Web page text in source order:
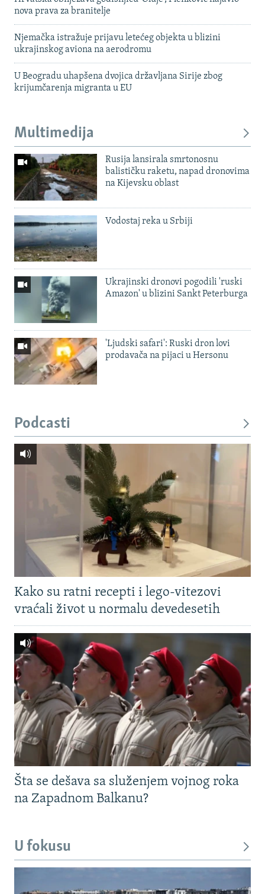
nova prava za branitelje
Njemačka istražuje prijavu letećeg objekta u blizini
ukrajinskog aviona na aerodromu
U Beogradu uhapšena dvojica državljana Sirije zbog
krijumčarenja migranta u EU
Multimedija
Rusija lansirala smrtonosnu
balističku raketu, napad dronovima
na Kijevsku oblast
Vodostaj reka u Srbiji
Ukrajinski dronovi pogodili 'ruski
Amazon' u blizini Sankt Peterburga
'Ljudski safari': Ruski dron lovi
prodavača na pijaci u Hersonu
Podcasti
Kako su ratni recepti i lego-vitezovi
vraćali život u normalu devedesetih
Šta se dešava sa služenjem vojnog roka
na Zapadnom Balkanu?
U fokusu